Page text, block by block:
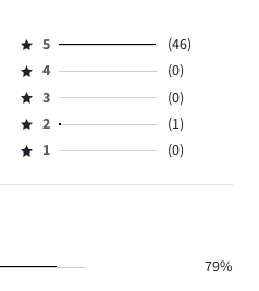
Ocena
5,
ilość
głosów
46.
5
(46)
Ocena
4,
ilość
głosów
4
(0)
Ocena
3,
ilość
3
(0)
Ocena
2,
2
(1)
Ocena
1,
1 (0)
79%